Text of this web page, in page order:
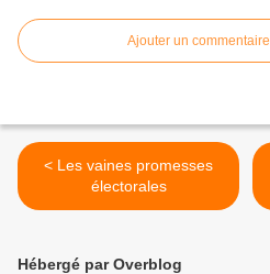
Ajouter un commentaire
< Les vaines promesses
électorales
Hébergé par Overblog